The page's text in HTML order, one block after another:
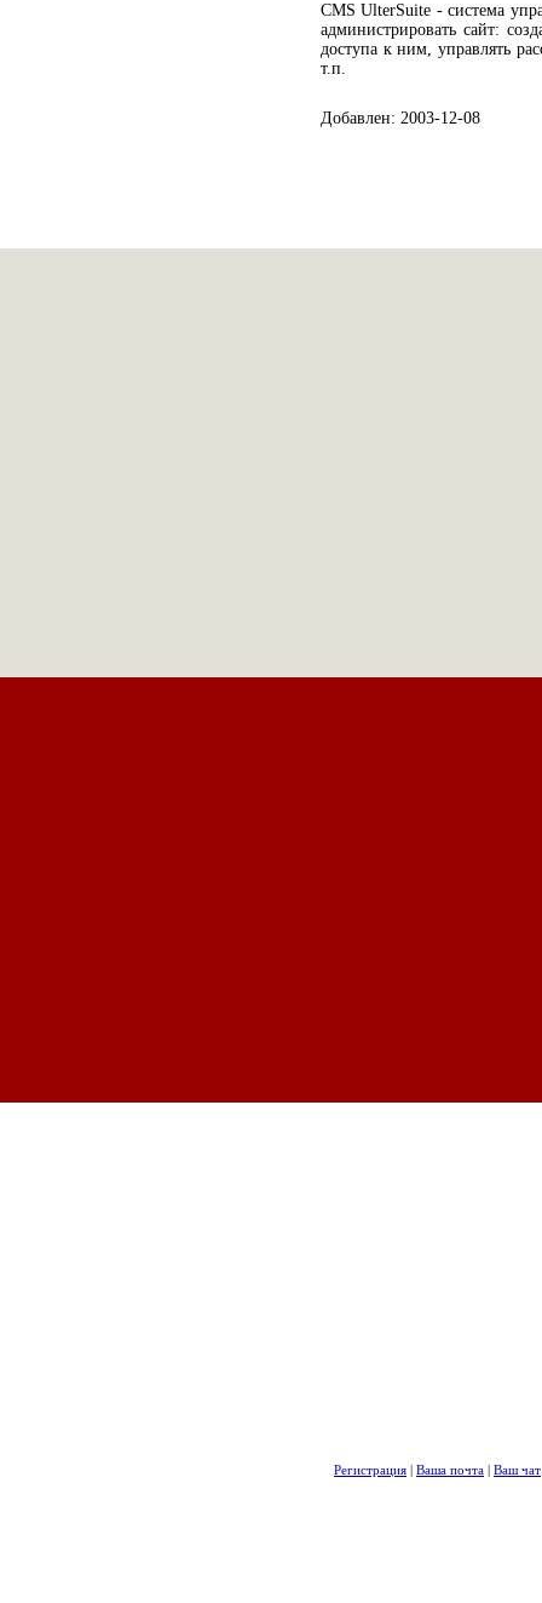
CMS UlterSuite - система
администрировать сайт:
доступа к ним, управлять
т.п.
Добавлен: 2003-12-08
Регистрация | Ваша почта | Ваш чат